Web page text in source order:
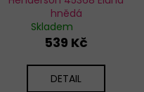
hnědá
Skladem
539 Kč
DETAIL